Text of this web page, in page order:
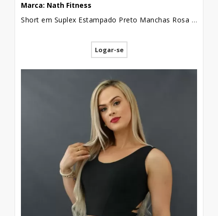
Marca: Nath Fitness
Short em Suplex Estampado Preto Manchas Rosa e Azul [2101032]
Logar-se